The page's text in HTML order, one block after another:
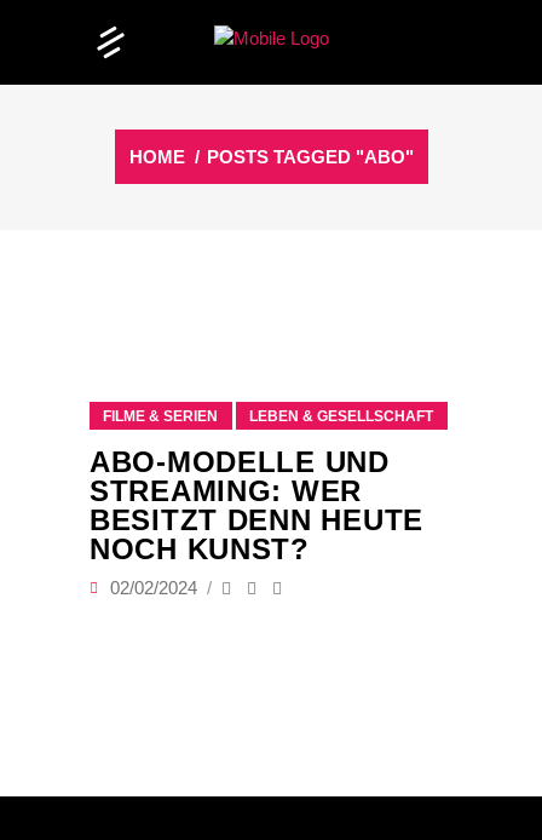
HOME / POSTS TAGGED "ABO"
FILME & SERIEN LEBEN & GESELLSCHAFT
ABO-MODELLE UND
STREAMING: WER
BESITZT DENN HEUTE
NOCH KUNST?
02/02/2024